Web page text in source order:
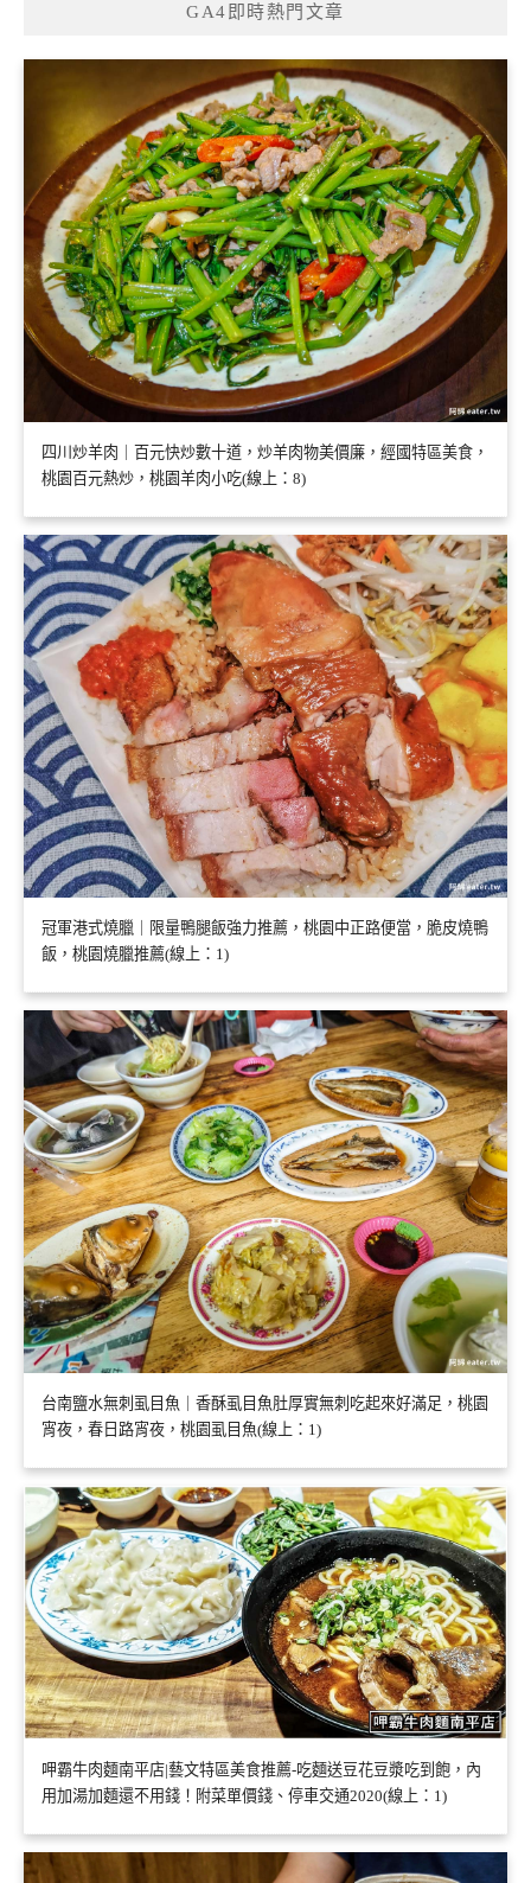
GA4即時熱門文章
四川炒羊肉｜百元快炒數十道，炒羊肉物美價廉，經國特區美食，
桃園百元熱炒，桃園羊肉小吃(線上：8)
冠軍港式燒臘｜限量鴨腿飯強力推薦，桃園中正路便當，脆皮燒鴨
飯，桃園燒臘推薦(線上：1)
台南鹽水無刺虱目魚｜香酥虱目魚肚厚實無刺吃起來好滿足，桃園
宵夜，春日路宵夜，桃園虱目魚(線上：1)
呷霸牛肉麵南平店|藝文特區美食推薦-吃麵送豆花豆漿吃到飽，內
用加湯加麵還不用錢！附菜單價錢、停車交通2020(線上：1)